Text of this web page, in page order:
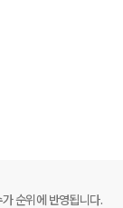
순위에 반영됩니다.